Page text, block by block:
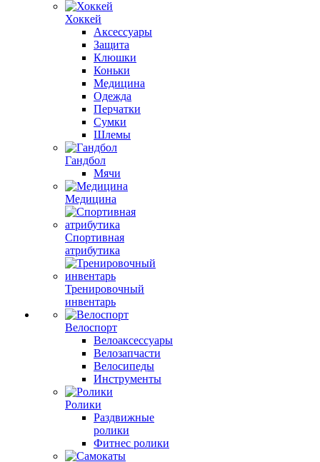
Хоккей
Аксессуары
Защита
Клюшки
Коньки
Медицина
Одежда
Перчатки
Сумки
Шлемы
Гандбол
Мячи
Медицина
Спортивная
атрибутика
Тренировочный
инвентарь
Велоспорт
Велоаксессуары
Велозапчасти
Велосипеды
Инструменты
Ролики
Раздвижные
ролики
Фитнес ролики